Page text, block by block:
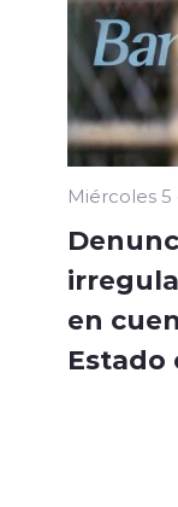
Miércoles
en
Estado